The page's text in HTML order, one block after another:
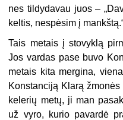
nes tildydavau juos –
keltis, nespėsim į
Tais metais į stovyklą
Jos vardas pase buvo
metais kita mergina,
Konstanciją Klarą
kelerių metų, ji man
už vyro, kurio pavardė